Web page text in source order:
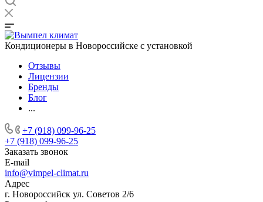
Кондиционеры в Новороссийске с установкой
Отзывы
Лицензии
Бренды
Блог
...
+7 (918) 099-96-25
+7 (918) 099-96-25
Заказать звонок
E-mail
info@vimpel-climat.ru
Адрес
г. Новороссийск ул. Советов 2/6